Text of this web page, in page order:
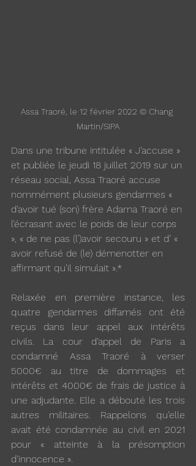
Assa Traoré, le 12 février 2022 © Chang
Martin/SIPA
Dans une tribune intitulée « J’accuse »
et publiée le jeudi 18 juillet 2019 sur un
réseau social, Assa Traoré accuse
nommément plusieurs gendarmes «
d’avoir tué (son) frère Adama Traoré en
l’écrasant avec le poids de leur corps
», « de ne pas (l’)avoir secouru » et d’ «
avoir refusé de (le) démenotter en
affirmant qu’il simulait ».*
Relaxée en première instance, les
quatre gendarmes diffamés ont été
reçus dans leur appel aux intérêts
civils. La cour d’appel de Paris a
condamné Assa Traoré à verser
5000€ au titre de dommages et
intérêts et 4000€ de frais de justice à
une adjudante. Elle a débouté les trois
autres militaires. Rappelons qu’elle
avait été condamnée au civil en 2021
pour « atteinte à la présomption
d’innocence ».